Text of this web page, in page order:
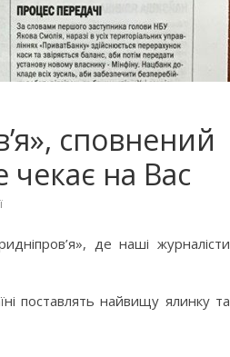
сповнений
чекає на Вас
де наші журналісти
поставлять найвищу ялинку та